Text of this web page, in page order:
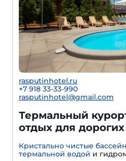
rasputinhotel.ru
+7 918 33-33-990
rasputinhotel@gmail.com
Термальный
отдых для дорогих
Кристально чистые
термальной водой и